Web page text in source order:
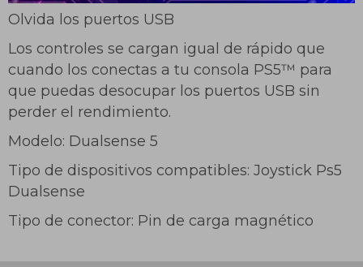
Olvida los puertos USB
Los controles se cargan igual de rápido que
cuando los conectas a tu consola PS5™ para
que puedas desocupar los puertos USB sin
perder el rendimiento.
Modelo: Dualsense 5
Tipo de dispositivos compatibles: Joystick Ps5
Dualsense
Tipo de conector: Pin de carga magnético